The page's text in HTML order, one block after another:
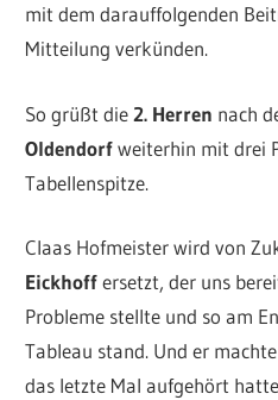
mit dem darauffolgenden
Mitteilung verkünden.
So grüßt die2. Herren nach
Oldendorfweiterhin mit drei
Tabellenspitze.
Claas Hofmeister wird von
Eickhoffersetzt, der uns
Probleme stellte und so am
Tableau stand. Und er
das letzte Mal aufgehört